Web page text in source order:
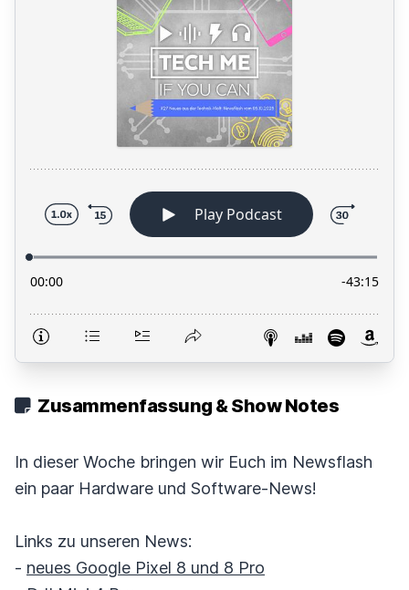
Zusammenfassung & Show Notes
In dieser Woche bringen wir Euch im Newsflash
ein paar Hardware und Software-News!
Links zu unseren News:
- neues Google Pixel 8 und 8 Pro